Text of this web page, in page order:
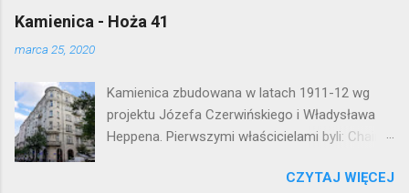
Kamienica - Hoża 41
marca 25, 2020
Kamienica zbudowana w latach 1911-12 wg
projektu Józefa Czerwińskiego i Władysława
Heppena. Pierwszymi właścicielami byli: Chaim
kamienica była zamieszkała przezCZYTAJ WIĘCEJ